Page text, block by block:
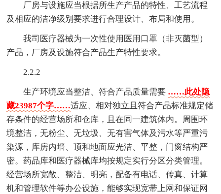
厂房与设施应当根据所生产产品的特性、工艺流程
及相应的洁净级别要求进行合理设计、布局和使用。
我司医疗器械为一次性使用医用口罩（非灭菌型）
产品，厂房及设施符合产品生产特性要求。
2.2.2
生产环境应当整洁、符合产品质量需要 ……此处隐
藏23987个字……适应、相对独立且符合产品标准规定储
存条件的经营场所和仓库，且在同一建筑体内。周围环
境整洁，无粉尘、无垃圾、无有害气体及污水等严重污
染源，库房内墙、顶和地面应光洁、平整，门窗结构严
密。药品库和医疗器械库均按规定实行分区分类管理。
经营场所宽敞、整洁、明亮，配备有电话、传真、计算
机和管理软件等办公设施，能够实现宽带上网和保证网